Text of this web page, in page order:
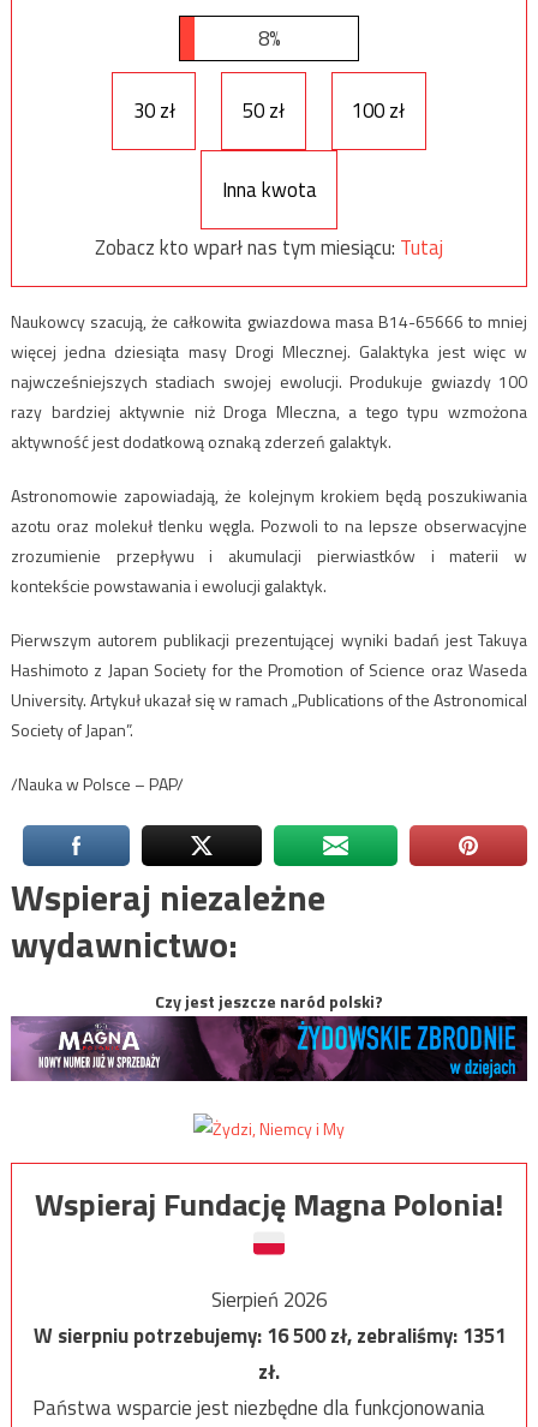
8%
30 zł 50 zł 100 zł
Inna kwota
Zobacz kto wparł nas tym miesiącu: Tutaj
Naukowcy szacują, że całkowita gwiazdowa masa B14-65666 to mniej
więcej jedna dziesiąta masy Drogi Mlecznej. Galaktyka jest więc w
najwcześniejszych stadiach swojej ewolucji. Produkuje gwiazdy 100
razy bardziej aktywnie niż Droga Mleczna, a tego typu wzmożona
aktywność jest dodatkową oznaką zderzeń galaktyk.
Astronomowie zapowiadają, że kolejnym krokiem będą poszukiwania
azotu oraz molekuł tlenku węgla. Pozwoli to na lepsze obserwacyjne
zrozumienie przepływu i akumulacji pierwiastków i materii w
kontekście powstawania i ewolucji galaktyk.
Pierwszym autorem publikacji prezentującej wyniki badań jest Takuya
Hashimoto z Japan Society for the Promotion of Science oraz Waseda
University. Artykuł ukazał się w ramach „Publications of the Astronomical
Society of Japan”.
/Nauka w Polsce – PAP/
Wspieraj niezależne
wydawnictwo:
Czy jest jeszcze naród polski?
Wspieraj Fundację Magna Polonia!
Sierpień 2026
W sierpniu potrzebujemy:16 500zł, zebraliśmy:1351
zł.
Państwa wsparcie jest niezbędne dla funkcjonowania